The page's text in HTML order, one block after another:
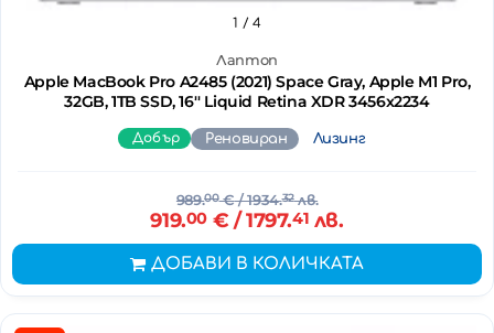
Лаптоп
Apple MacBook Pro A2485 (2021) Space Gray, Apple M1 Pro,
32GB, 1TB SSD, 16'' Liquid Retina XDR 3456x2234
1 / 4
Добър Реновиран Лизинг
989.00€/ 1934.32лв.
919.00€ / 1797.41 лв.
ДОБАВИ В КОЛИЧКАТА